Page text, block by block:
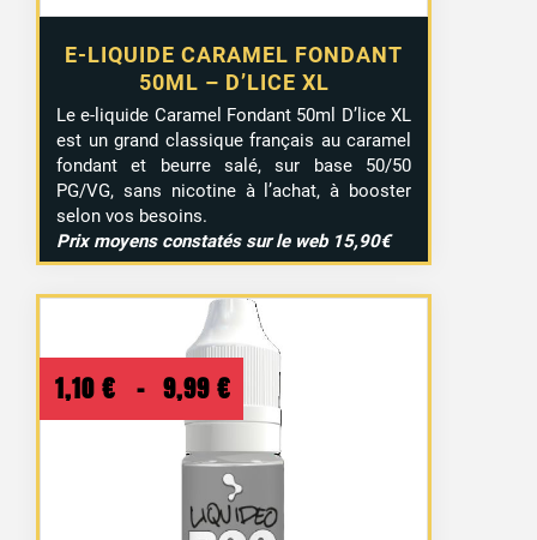
E-LIQUIDE CARAMEL FONDANT
50ML – D’LICE XL
Le e-liquide Caramel Fondant 50ml D’lice XL
est un grand classique français au caramel
fondant et beurre salé, sur base 50/50
PG/VG, sans nicotine à l’achat, à booster
selon vos besoins.
Prix moyens constatés sur le web 15,90€
1,10 € – 9,99 €
Plage
de
prix :
1,10 €